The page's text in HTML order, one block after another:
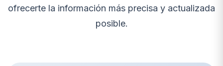
ofrecerte la información más precisa y actualizada
posible.